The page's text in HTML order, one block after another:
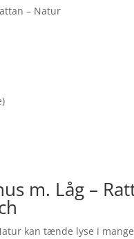
– Natur
m. Låg –
kan tænde lyse i